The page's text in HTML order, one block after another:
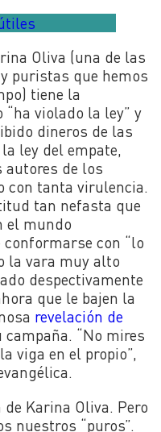
Oliva (una de las
puristas que hemos
tiene la
violado la ley” y
dineros de las
ley del empate,
autores de los
con tanta virulencia.
tan nefasta que
el mundo
con “lo
la vara muy alto
despectivamente
que le bajen la
revelación de
“No mires
viga en el propio”,
Karina Oliva. Pero
nuestros “puros”.